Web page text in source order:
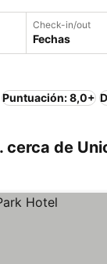
Check-in/out
Fechas
Puntuación: 8,0+
de